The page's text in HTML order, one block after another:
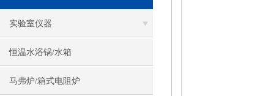
实验室仪器
恒温水浴锅/水箱
马弗炉/箱式电阻炉